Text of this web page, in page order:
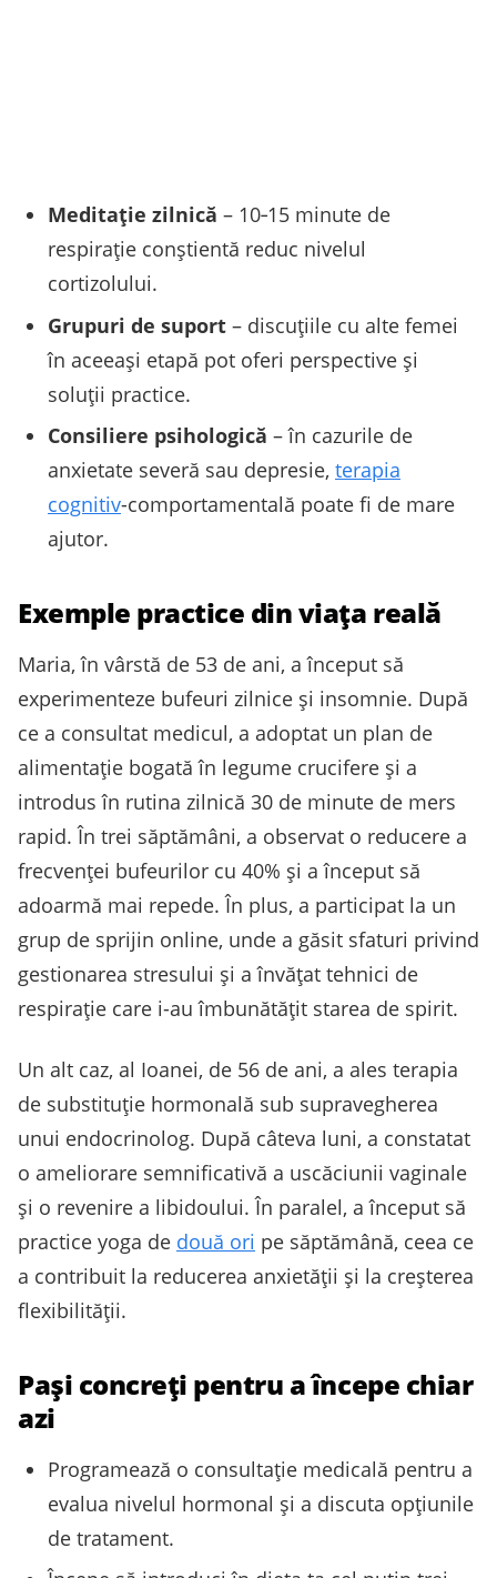
Meditație zilnică – 10‑15 minute de
respirație conștientă reduc nivelul
cortizolului.
Grupuri de suport – discuțiile cu alte femei
în aceeași etapă pot oferi perspective și
soluții practice.
Consiliere psihologică – în cazurile de
anxietate severă sau depresie, terapia
cognitiv-comportamentală poate fi de mare
ajutor.
Exemple practice din viața reală
Maria, în vârstă de 53 de ani, a început să
experimenteze bufeuri zilnice și insomnie. După
ce a consultat medicul, a adoptat un plan de
alimentație bogată în legume crucifere și a
introdus în rutina zilnică 30 de minute de mers
rapid. În trei săptămâni, a observat o reducere a
frecvenței bufeurilor cu 40% și a început să
adoarmă mai repede. În plus, a participat la un
grup de sprijin online, unde a găsit sfaturi privind
gestionarea stresului și a învățat tehnici de
respirație care i-au îmbunătățit starea de spirit.
Un alt caz, al Ioanei, de 56 de ani, a ales terapia
de substituție hormonală sub supravegherea
unui endocrinolog. După câteva luni, a constatat
o ameliorare semnificativă a uscăciunii vaginale
și o revenire a libidoului. În paralel, a început să
practice yoga de două ori pe săptămână, ceea ce
a contribuit la reducerea anxietății și la creșterea
flexibilității.
Pași concreți pentru a începe chiar
azi
Programează o consultație medicală pentru a
evalua nivelul hormonal și a discuta opțiunile
de tratament.